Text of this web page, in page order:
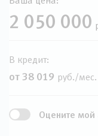
2 050 000
В кредит:
от 38 019 руб./мес.
Оцените мой